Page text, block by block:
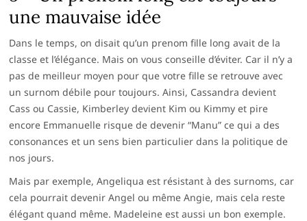
une mauvaise idée
Dans le temps, on disait qu’un prenom fille long avait de la
classe et l’élégance. Mais on vous conseille d’éviter. Car il n’y a
pas de meilleur moyen pour que votre fille se retrouve avec
un surnom débile pour toujours. Ainsi, Cassandra devient
Cass ou Cassie, Kimberley devient Kim ou Kimmy et pire
encore Emmanuelle risque de devenir “Manu” ce qui a des
consonances et un sens bien particulier dans la politique de
nos jours.
Mais par exemple, Angeliqua est résistant à des surnoms, car
cela pourrait devenir Angel ou même Angie, mais cela reste
élégant quand même. Madeleine est aussi un bon exemple.